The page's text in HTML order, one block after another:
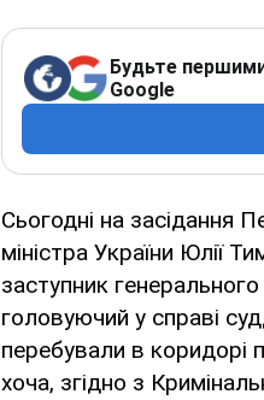
Будьте
Google
Сьогодні на засідання
міністра України Юлії
заступник
головуючий у справі
перебували в коридорі
хоча, згідно з